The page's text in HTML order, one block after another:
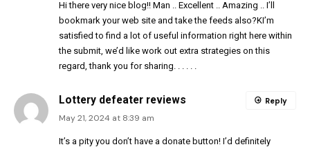
Hi there very nice blog!! Man .. Excellent .. Amazing .. I’ll
bookmark your web site and take the feeds also?KI’m
satisfied to find a lot of useful information right here within
the submit, we’d like work out extra strategies on this
regard, thank you for sharing. . . . . .
Lottery defeater reviews
May 21, 2024 at 8:39 am
It’s a pity you don’t have a donate button! I’d definitely
Reply